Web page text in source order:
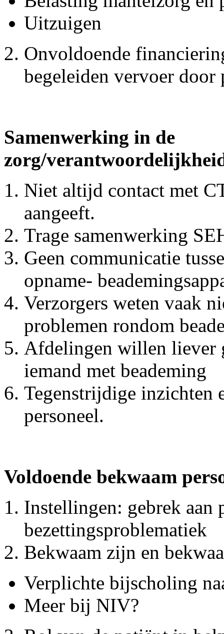
Uitzuigen
Onvoldoende
begeleiden vervoer door
Samenwerking in de
zorg/
Niet altijd contact met
aangeeft.
Trage samenwerking
Geen communicatie
opname-
Verzorgers weten vaak
problemen rondom
Afdelingen willen liever
iemand met beademing
Tegenstrijdige inzichten
personeel.
Voldoende bekwaam
Instellingen: gebrek aan
bezettingsproblematiek
Bekwaam zijn en
Verplichte bijscholing
Meer bij NIV?